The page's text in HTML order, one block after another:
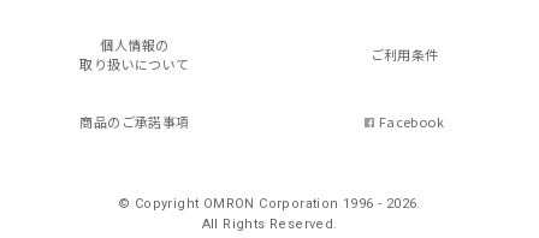
個人情報の
取り扱いについて
ご利用条件
商品のご承諾事項 Facebook
© Copyright OMRON Corporation 1996 - 2026.
All Rights Reserved.